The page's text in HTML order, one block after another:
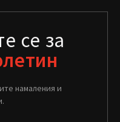
се за
намаления и